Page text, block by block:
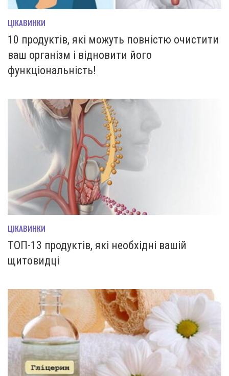
ЦІКАВИНКИ
10 продуктів, які можуть повністю очистити
ваш організм і відновити його
функціональність!
ЦІКАВИНКИ
ТОП-13 продуктів, які необхідні вашій
щитовидці